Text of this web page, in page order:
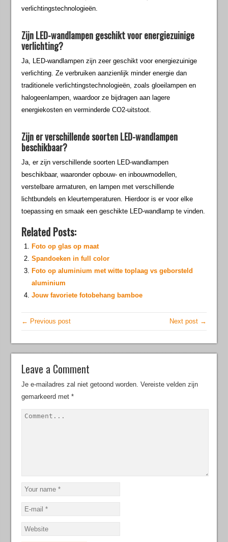
verlichtingstechnologieën.
Zijn LED-wandlampen geschikt voor energiezuinige
verlichting?
Ja, LED-wandlampen zijn zeer geschikt voor energiezuinige
verlichting. Ze verbruiken aanzienlijk minder energie dan
traditionele verlichtingstechnologieën, zoals gloeilampen en
halogeenlampen, waardoor ze bijdragen aan lagere
energiekosten en verminderde CO2-uitstoot.
Zijn er verschillende soorten LED-wandlampen
beschikbaar?
Ja, er zijn verschillende soorten LED-wandlampen
beschikbaar, waaronder opbouw- en inbouwmodellen,
verstelbare armaturen, en lampen met verschillende
lichtbundels en kleurtemperaturen. Hierdoor is er voor elke
toepassing en smaak een geschikte LED-wandlamp te vinden.
Related Posts:
Foto op glas op maat
Spandoeken in full color
Foto op aluminium met witte toplaag vs geborsteld
aluminium
Jouw favoriete fotobehang bamboe
← Previous post Next post →
Leave a Comment
Je e-mailadres zal niet getoond worden. Vereiste velden zijn
gemarkeerd met*